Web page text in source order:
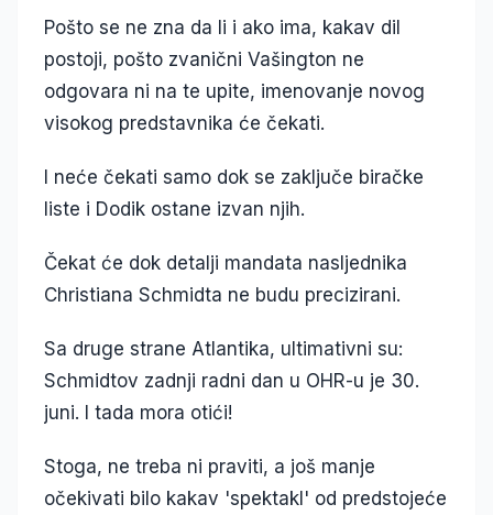
Pošto se ne zna da li i ako ima, kakav dil
postoji, pošto zvanični Vašington ne
odgovara ni na te upite, imenovanje novog
visokog predstavnika će čekati.
I neće čekati samo dok se zaključe biračke
liste i Dodik ostane izvan njih.
Čekat će dok detalji mandata nasljednika
Christiana Schmidta ne budu precizirani.
Sa druge strane Atlantika, ultimativni su:
Schmidtov zadnji radni dan u OHR-u je 30.
juni. I tada mora otići!
Stoga, ne treba ni praviti, a još manje
očekivati bilo kakav 'spektakl' od predstojeće